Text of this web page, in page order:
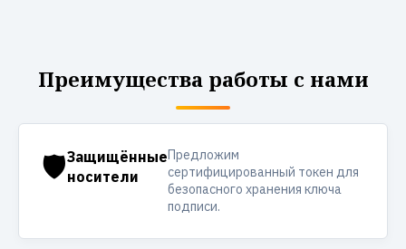
Преимущества работы с нами
🛡️Защищённые
носители
Предложим
сертифицированный токен для
безопасного хранения ключа
подписи.